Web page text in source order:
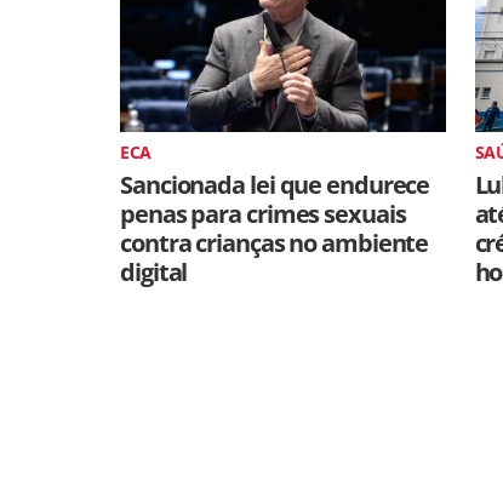
ECA
Sancionada lei que endurece
penas para crimes sexuais
contra crianças no ambiente
digital